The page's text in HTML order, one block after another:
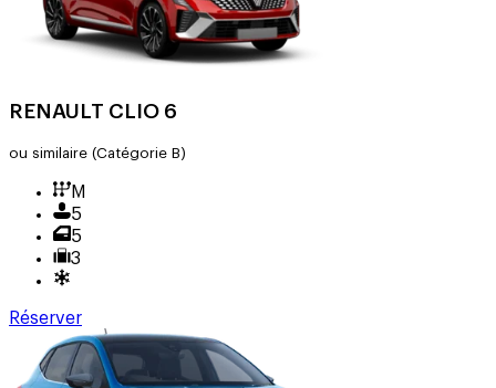
RENAULT CLIO 6
ou similaire (Catégorie B)
M
5
5
3
Réserver